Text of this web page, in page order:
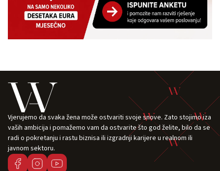
Vjerujemo da svaka žena može ostvariti svoje snove. Zato stojimo iza
vaših ambicija i pomažemo vam da ostvarite što god želite, bilo da se
radi o pokretanju i rastu biznisa ili izgradnji karijere u realnom ili
javnom sektoru.